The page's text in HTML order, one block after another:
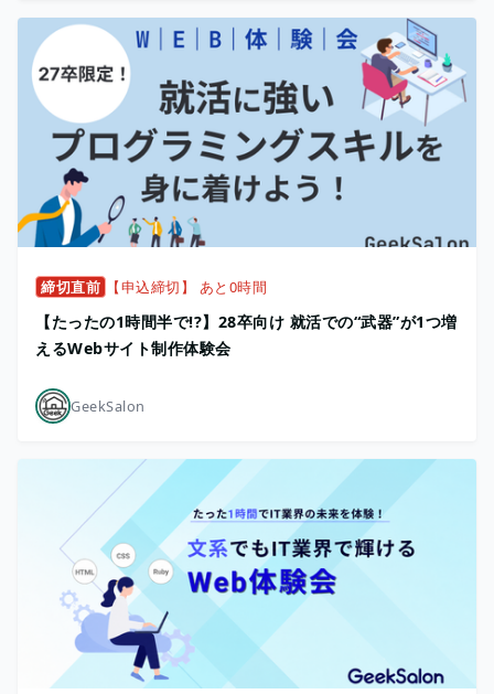
締切直前 【申込締切】 あと0時間
【たったの1時間半で!?】28卒向け 就活での“武器”が1つ増
えるWebサイト制作体験会
GeekSalon